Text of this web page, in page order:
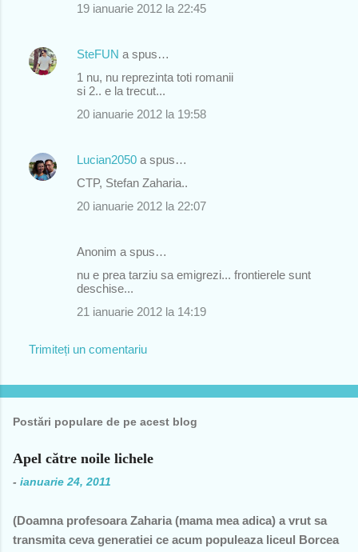
n
i
19 ianuarie 2012 la 22:45
SteFUN a spus…
1 nu, nu reprezinta toti romanii
si 2.. e la trecut...
20 ianuarie 2012 la 19:58
Lucian2050 a spus…
CTP, Stefan Zaharia..
20 ianuarie 2012 la 22:07
Anonim a spus…
nu e prea tarziu sa emigrezi... frontierele sunt
deschise...
21 ianuarie 2012 la 14:19
Trimiteți un comentariu
Postări populare de pe acest blog
Apel către noile lichele
- ianuarie 24, 2011
(Doamna profesoara Zaharia (mama mea adica) a vrut sa
transmita ceva generatiei ce acum populeaza liceul Borcea